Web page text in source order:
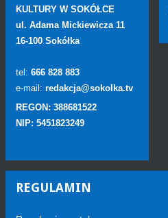
KULTURY W SOKÓŁCE
ul. Adama Mickiewicza 11
16-100 Sokółka
tel: 666 828 883
e-mail: redakcja@sokolka.tv
REGON: 388681522
NIP: 5451823249
REGULAMIN